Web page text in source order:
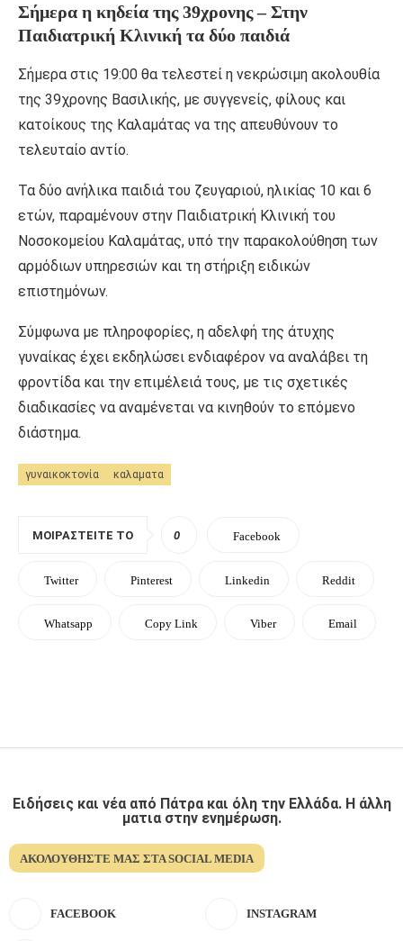
Σήμερα η κηδεία της 39χρονης – Στην
Παιδιατρική Κλινική τα δύο παιδιά
Σήμερα στις 19:00 θα τελεστεί η νεκρώσιμη ακολουθία
της 39χρονης Βασιλικής, με συγγενείς, φίλους και
κατοίκους της Καλαμάτας να της απευθύνουν το
τελευταίο αντίο.
Τα δύο ανήλικα παιδιά του ζευγαριού, ηλικίας 10 και 6
ετών, παραμένουν στην Παιδιατρική Κλινική του
Νοσοκομείου Καλαμάτας, υπό την παρακολούθηση των
αρμόδιων υπηρεσιών και τη στήριξη ειδικών
επιστημόνων.
Σύμφωνα με πληροφορίες, η αδελφή της άτυχης
γυναίκας έχει εκδηλώσει ενδιαφέρον να αναλάβει τη
φροντίδα και την επιμέλειά τους, με τις σχετικές
διαδικασίες να αναμένεται να κινηθούν το επόμενο
διάστημα.
γυναικοκτονία καλαματα
ΜΟΙΡΑΣΤΕΊΤΕ ΤΟ 0 Facebook
Twitter Pinterest Linkedin Reddit
Whatsapp Copy Link Viber Email
Ειδήσεις και νέα από Πάτρα και όλη την Ελλάδα. Η άλλη
ματια στην ενημέρωση.
ΑΚΟΛΟΥΘΉΣΤΕ ΜΑΣ ΣΤΑ SOCIAL MEDIA
FACEBOOK INSTAGRAM